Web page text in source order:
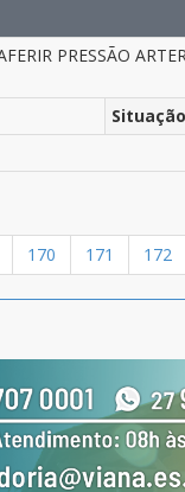
PRESSÃO
170 171 172